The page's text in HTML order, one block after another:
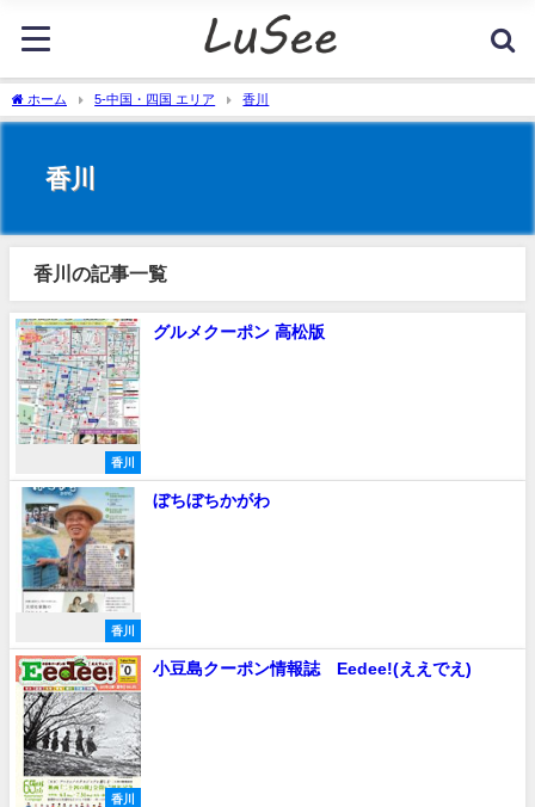
ホーム 5-中国・四国 エリア 香川
香川
香川の記事一覧
香川
グルメクーポン 高松版
香川
ぼちぼちかがわ
香川
小豆島クーポン情報誌 Eedee!(ええでえ)